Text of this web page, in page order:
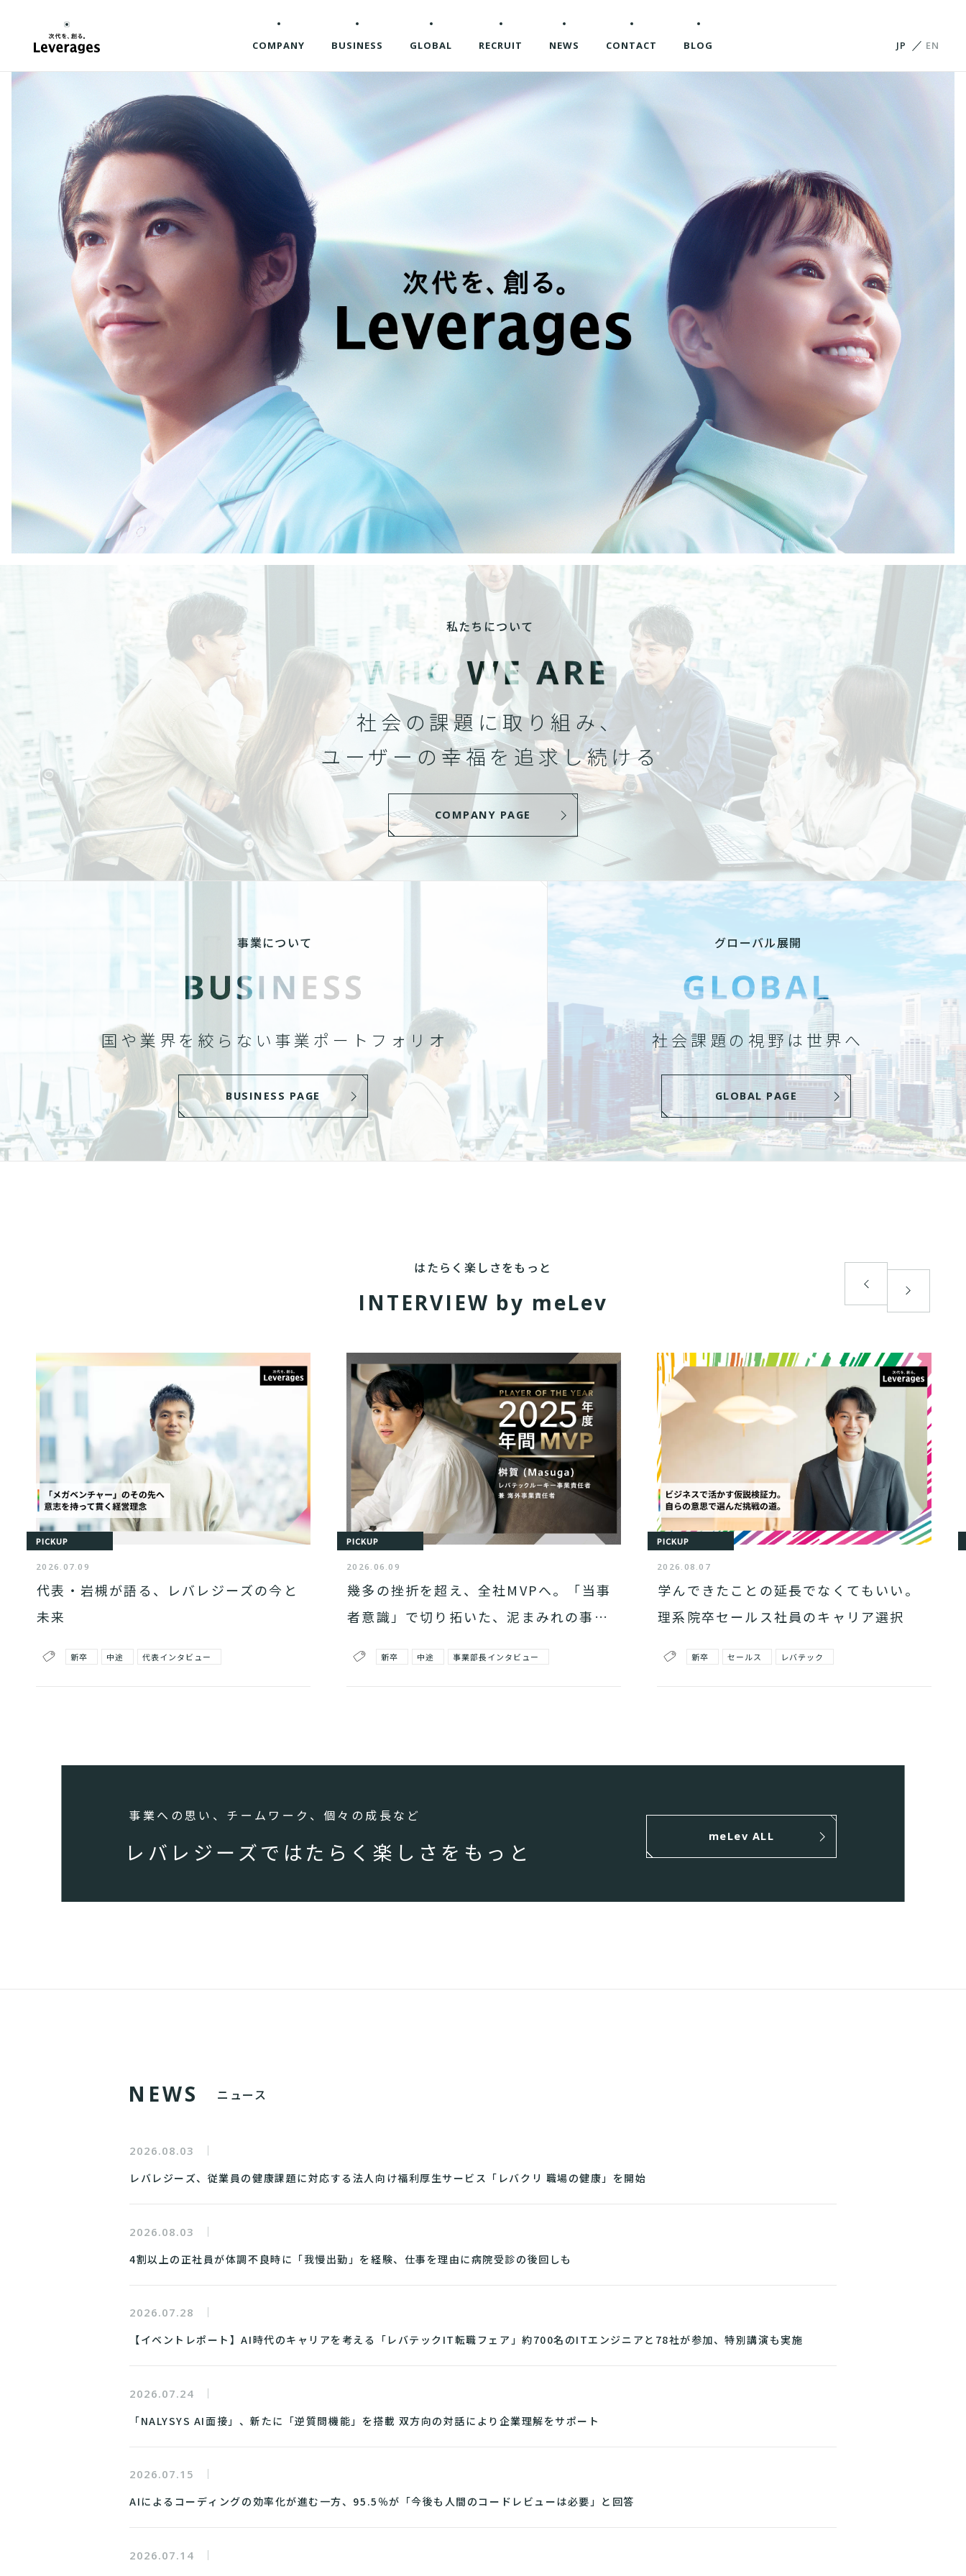
COMPANY BUSINESS GLOBAL RECRUIT NEWS CONTACT BLOG JP EN
私たちについて
社会の課題に取り組み、
ユーザーの幸福を追求し続ける
COMPANY PAGE
事業について
国や業界を絞らない 事業ポートフォリオ
BUSINESS PAGE
グローバル展開
社会課題の視野は世界へ
GLOBAL PAGE
はたらく楽しさをもっと
I NTERVI EW by meLev
PICKUP
2026.07.09
代表・岩槻が語る、レバレジーズの今と
未来
新卒 中途 代表インタビュー
PICKUP
2026.06.09
幾多の挫折を超え、全社MVPへ。「当事
者意識」で切り拓いた、泥まみれの事業
新卒 中途 事業部長インタビュー
PICKUP
2026.08.07
学んできたことの延長でなくてもいい。
理系院卒セールス社員のキャリア選択
新卒 セールス レバテック
事業への思い、チームワーク、個々の成長など
レバレジーズで はたらく楽しさをもっと
meLev ALL
N EWS ニュース
2026.08.03
レバレジーズ、従業員の健康課題に対応する法人向け福利厚生サービス「レバクリ 職場の健康」を開始
2026.08.03
4割以上の正社員が体調不良時に「我慢出勤」を経験、仕事を理由に病院受診の後回しも
2026.07.28
【イベントレポート】AI時代のキャリアを考える「レバテックIT転職フェア」約700名のITエンジニアと78社が参加、特別講演も実施
2026.07.24
「NALYSYS AI面接」、新たに「逆質問機能」を搭載 双方向の対話により企業理解をサポート
2026.07.15
AIによるコーディングの効率化が進む一方、95.5％が「今後も人間のコードレビューは必要」と回答
2026.07.14